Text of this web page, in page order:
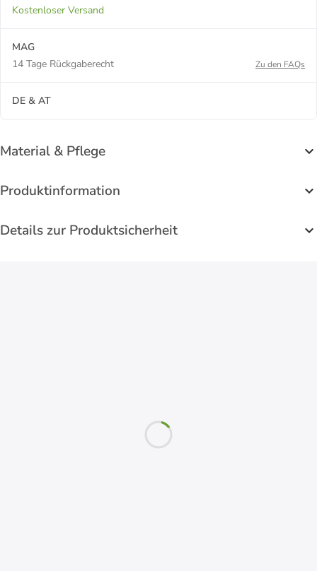
Kostenloser Versand
MAG
14 Tage Rückgaberecht
Zu den FAQs
DE & AT
Material & Pflege
Produktinformation
Details zur Produktsicherheit